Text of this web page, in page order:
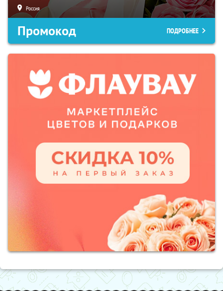
Россия
Промокод ПОДРОБНЕЕ